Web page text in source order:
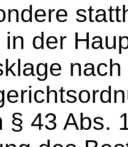
der
§ 43 Abs.